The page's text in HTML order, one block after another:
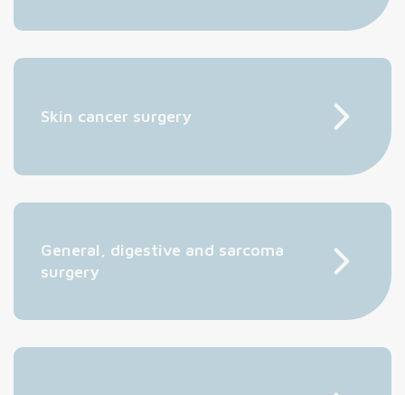
Skin cancer surgery
General, digestive and sarcoma
surgery